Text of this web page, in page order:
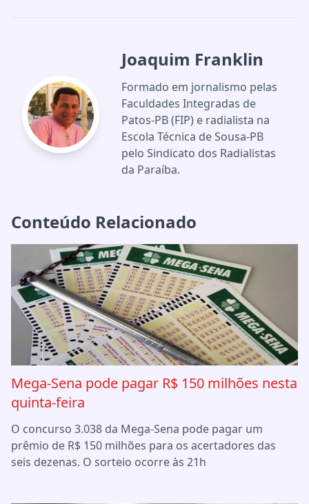
Joaquim Franklin
Formado em jornalismo pelas
Faculdades Integradas de
Patos-PB (FIP) e radialista na
Escola Técnica de Sousa-PB
pelo Sindicato dos Radialistas
da Paraíba.
Conteúdo Relacionado
Mega-Sena pode pagar R$ 150 milhões nesta
quinta-feira
O concurso 3.038 da Mega-Sena pode pagar um
prêmio de R$ 150 milhões para os acertadores das
seis dezenas. O sorteio ocorre às 21h